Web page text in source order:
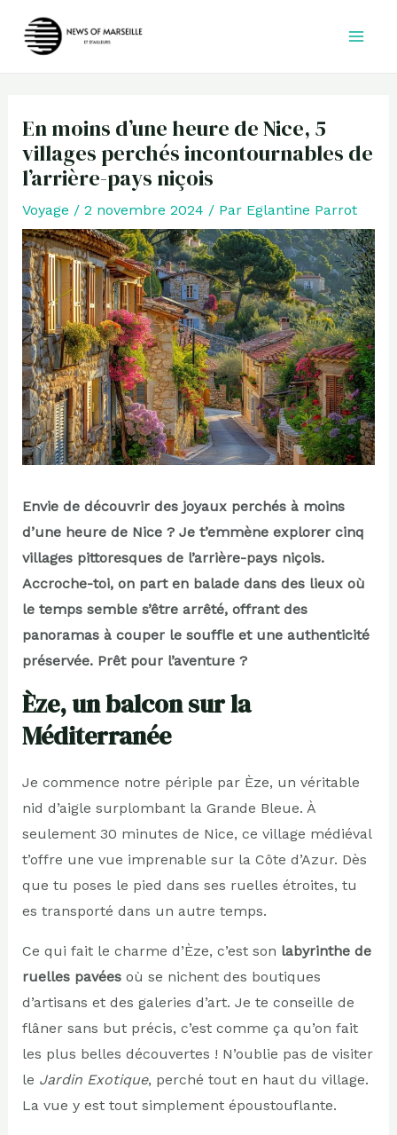
En moins d’une heure de Nice, 5
villages perchés incontournables de
l’arrière-pays niçois
Voyage / 2 novembre 2024 / Par Eglantine Parrot
Envie de découvrir des joyaux perchés à moins
d’une heure de Nice ? Je t’emmène explorer cinq
villages pittoresques de l’arrière-pays niçois.
Accroche-toi, on part en balade dans des lieux où
le temps semble s’être arrêté, offrant des
panoramas à couper le souffle et une authenticité
préservée. Prêt pour l’aventure ?
Èze, un balcon sur la
Méditerranée
Je commence notre périple par Èze, un véritable
nid d’aigle surplombant la Grande Bleue. À
seulement 30 minutes de Nice, ce village médiéval
t’offre une vue imprenable sur la Côte d’Azur. Dès
que tu poses le pied dans ses ruelles étroites, tu
es transporté dans un autre temps.
Ce qui fait le charme d’Èze, c’est son labyrinthe de
ruelles pavéesoù se nichent des boutiques
d’artisans et des galeries d’art. Je te conseille de
flâner sans but précis, c’est comme ça qu’on fait
les plus belles découvertes ! N’oublie pas de visiter
le Jardin Exotique, perché tout en haut du village.
La vue y est tout simplement époustouflante.